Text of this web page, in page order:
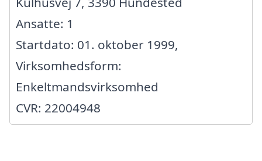
Ansatte: 1
Startdato: 01. oktober 1999,
Virksomhedsform:
Enkeltmandsvirksomhed
CVR: 22004948